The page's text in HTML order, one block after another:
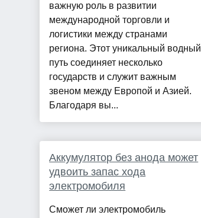
важную роль в развитии
международной торговли и
логистики между странами
региона. Этот уникальный водный
путь соединяет несколько
государств и служит важным
звеном между Европой и Азией.
Благодаря вы...
Аккумулятор без анода может
удвоить запас хода
электромобиля
Сможет ли электромобиль